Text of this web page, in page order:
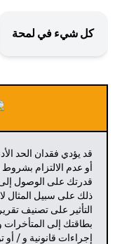
كل شيء في لمحة
قد يؤدي فقدان الحد
أو عدم الالتزام
قدرتك على الوصول
ذلك على سبيل المثال
التأثير على تصنيف
بطاقتك إلى
إجراءات قانونية و /